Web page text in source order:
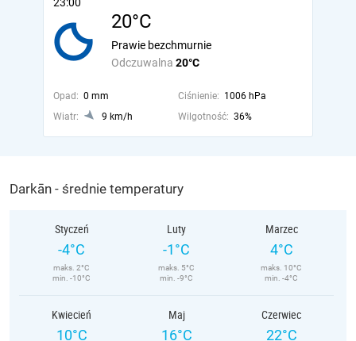
20°C
Odczuwalna 20°C
Prawie bezchmurnie
Opad: 0 mm Ciśnienie: 1006 hPa
Wiatr:
9 km/h Wilgotność: 36%
Darkān - średnie temperatury
Styczeń
-4°C
maks. 2°C
min. -10°C
Luty
-1°C
maks. 5°C
min. -9°C
Marzec
4°C
maks. 10°C
min. -4°C
Kwiecień
10°C
Maj
16°C
Czerwiec
22°C